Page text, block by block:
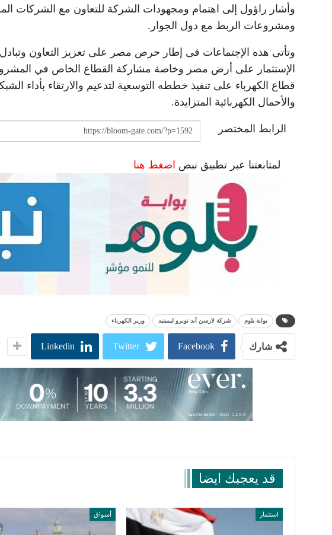
وأشار راؤول إلى اهتمام ومجهودات الشركة للتعاون مع الشركات
ومشروعات الربط مع دول الجوار.
وتأتى هذه الإجتماعات فى إطار حرص مصر على تعزيز التعاون
الإستثمار على أرض مصر وخاصة مشاركة القطاع الخاص في
قطاع الكهرباء على تنفيذ خططه التوسعية لتدعيم والارتقاء بأداء
والأحمال الكهربائية المتزايدة.
الرابط المختصر
لمتابعتنا عبر تطبيق نبض اضغط هنا
بوابة بلوم شركة لارسن أند توبرو ليميتيد وزير الكهرباء
شارك Facebook
Twitter
Linkedin
قد يعجبك ايضا
استثمار أسواق